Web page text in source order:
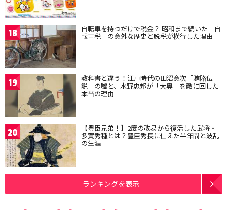
18 自転車を持つだけで税金？ 昭和まで続いた「自
転車税」の意外な歴史と脱税が横行した理由
19 教科書と違う！江戸時代の田沼意次「賄賂伝
説」の嘘と、水野忠邦が「大奥」を敵に回した
本当の理由
20 【豊臣兄弟！】2度の改易から復活した武将・
多賀秀種とは？豊臣秀長に仕えた半年間と波乱
の生涯
ランキングを表示